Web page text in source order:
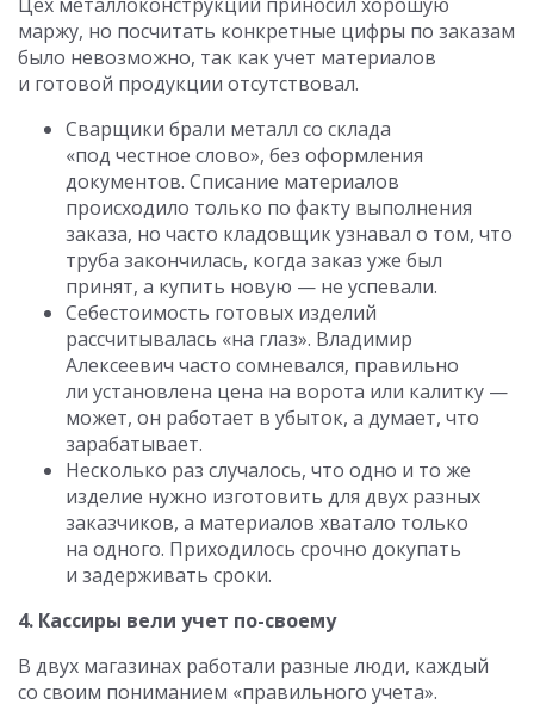
маржу, но посчитать конкретные цифры по заказам
было невозможно, так как учет материалов
и готовой продукции отсутствовал.
Сварщики брали металл со склада
«под честное слово», без оформления
документов. Списание материалов
происходило только по факту выполнения
заказа, но часто кладовщик узнавал о том, что
труба закончилась, когда заказ уже был
принят, а купить новую — не успевали.
Себестоимость готовых изделий
рассчитывалась «на глаз». Владимир
Алексеевич часто сомневался, правильно
ли установлена цена на ворота или калитку —
может, он работает в убыток, а думает, что
зарабатывает.
Несколько раз случалось, что одно и то же
изделие нужно изготовить для двух разных
заказчиков, а материалов хватало только
на одного. Приходилось срочно докупать
и задерживать сроки.
4. Кассиры вели учет по-своему
В двух магазинах работали разные люди, каждый
со своим пониманием «правильного учета».